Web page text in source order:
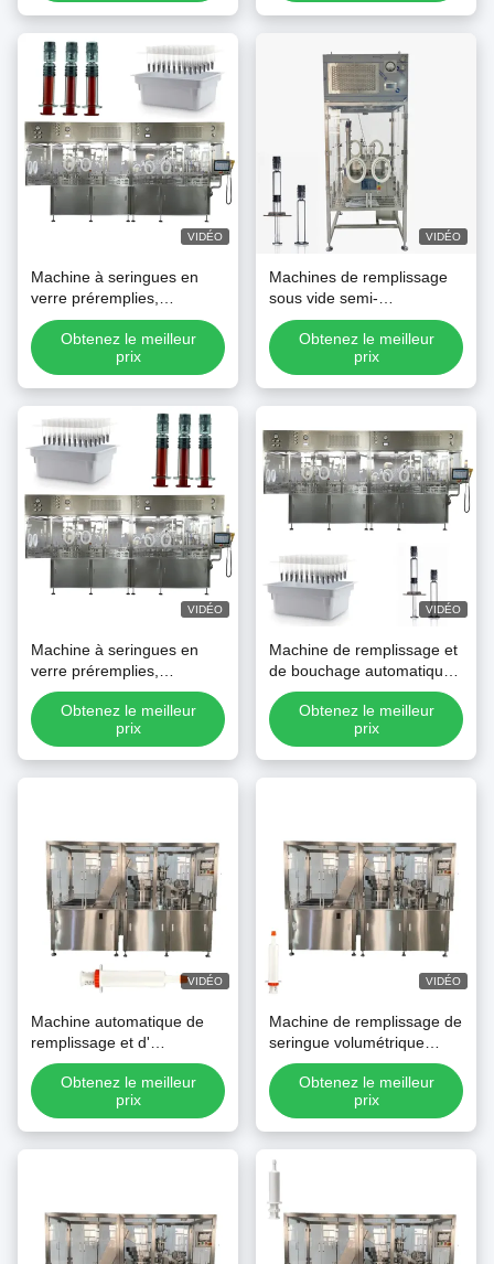
VIDÉO
Machine à seringues en
verre préremplies,
application de remplissage
et de bouchage sous vide
Obtenez le meilleur
prix
VIDÉO
Machines de remplissage
sous vide semi-
automatiques pour les PFS
et les cartouches
Obtenez le meilleur
prix
VIDÉO
Machine à seringues en
verre préremplies,
application de remplissage
et de bouchage sous vide
Obtenez le meilleur
prix
VIDÉO
Machine de remplissage et
de bouchage automatique
de seringues préremplies,
seringues en verre,
machine de remplissage et
Obtenez le meilleur
prix
VIDÉO
Machine automatique de
remplissage et d'
enveloppe de la seringue
de gel d' appât de cafard
Obtenez le meilleur
prix
VIDÉO
Machine de remplissage de
seringue volumétrique
industrielle pour pommade
et liquide visqueux
Obtenez le meilleur
prix